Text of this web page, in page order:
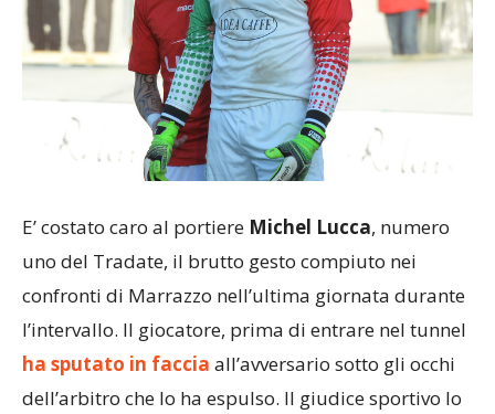
E’ costato caro al portiere Michel Lucca, numero
uno del Tradate, il brutto gesto compiuto nei
confronti di Marrazzo nell’ultima giornata durante
l’intervallo. Il giocatore, prima di entrare nel tunnel
ha sputato in faccia all’avversario sotto gli occhi
dell’arbitro che lo ha espulso. Il giudice sportivo lo